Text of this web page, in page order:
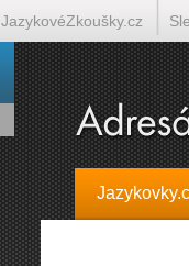
JazykovéZkoušky.cz
Tlumočení-Překlady.cz